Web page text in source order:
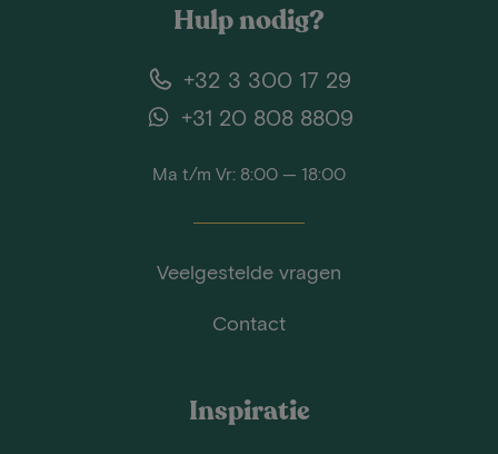
Hulp nodig?
+32 3 300 17 29
+31 20 808 8809
Ma t/m Vr: 8:00 — 18:00
Veelgestelde vragen
Contact
Inspiratie